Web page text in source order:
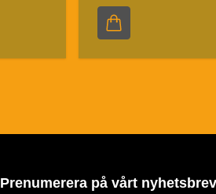
Prenumerera på vårt nyhetsbrev